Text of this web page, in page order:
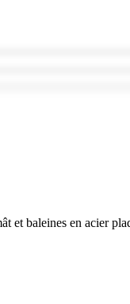
et baleines en acier